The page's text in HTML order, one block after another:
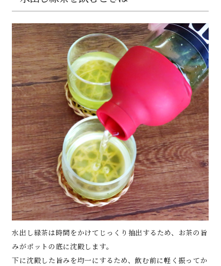
水出し緑茶は時間をかけてじっくり抽出するため、お茶の旨
みがポットの底に沈殿します。
下に沈殿した旨みを均一にするため、飲む前に軽く振ってか